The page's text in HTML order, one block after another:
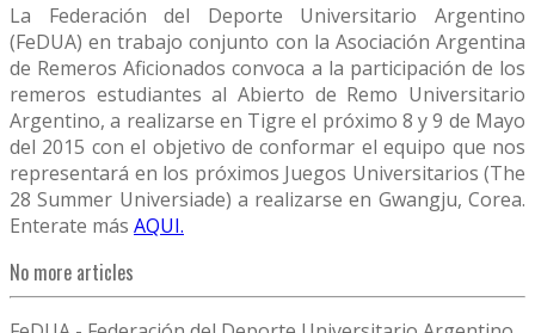
La Federación del Deporte Universitario Argentino
(FeDUA) en trabajo conjunto con la Asociación Argentina
de Remeros Aficionados convoca a la participación de los
remeros estudiantes al Abierto de Remo Universitario
Argentino, a realizarse en Tigre el próximo 8 y 9 de Mayo
del 2015 con el objetivo de conformar el equipo que nos
representará en los próximos Juegos Universitarios (The
28 Summer Universiade) a realizarse en Gwangju, Corea.
Enterate más AQUI.
No more articles